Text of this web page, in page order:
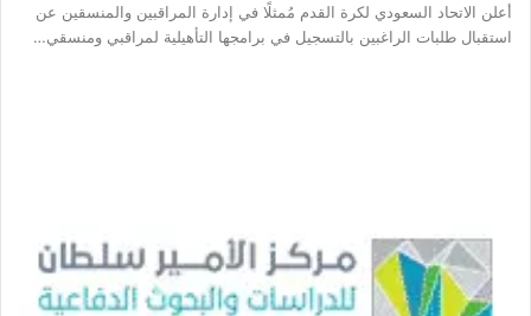
أعلن الاتحاد السعودي لكرة القدم مُمثلًا في إدارة المراقبين والمنسقين عن
استقبال طلبات الراغبين بالتسجيل في برامجها التأهيلية لمراقبي ومنسقي…